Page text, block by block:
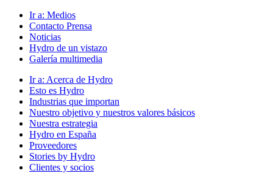
Ir a: Medios
Contacto Prensa
Noticias
Hydro de un vistazo
Galería multimedia
Ir a: Acerca de Hydro
Esto es Hydro
Industrias que importan
Nuestro objetivo y nuestros valores básicos
Nuestra estrategia
Hydro en España
Proveedores
Stories by Hydro
Clientes y socios